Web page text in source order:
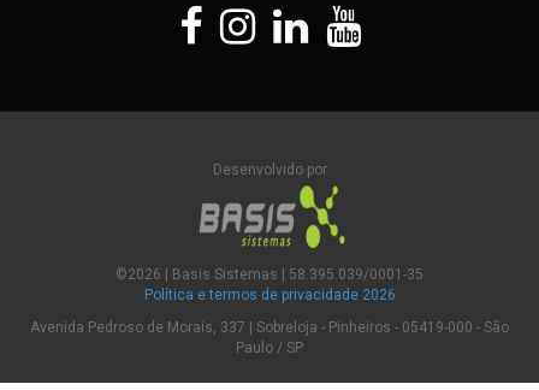
Desenvolvido por
©2026 | Basis Sistemas | 58.395.039/0001-35
Política e termos de privacidade 2026
Avenida Pedroso de Morais, 337 | Sobreloja - Pinheiros - 05419-000 - São
Paulo / SP